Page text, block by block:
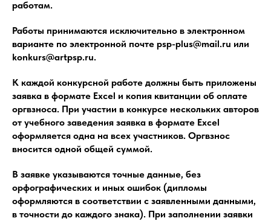
работам.
Работы принимаются исключительно в электронном
варианте по электронной почте psp-plus@mail.ru или
konkurs@artpsp.ru.
К каждой конкурсной работе должны быть приложены
заявка в формате Excel и копия квитанции об оплате
оргвзноса. При участии в конкурсе нескольких авторов
от учебного заведения заявка в формате Excel
оформляется одна на всех участников. Оргвзнос
вносится одной общей суммой.
В заявке указываются точные данные, без
орфографических и иных ошибок (дипломы
оформляются в соответствии с заявленными данными,
в точности до каждого знака). При заполнении заявки